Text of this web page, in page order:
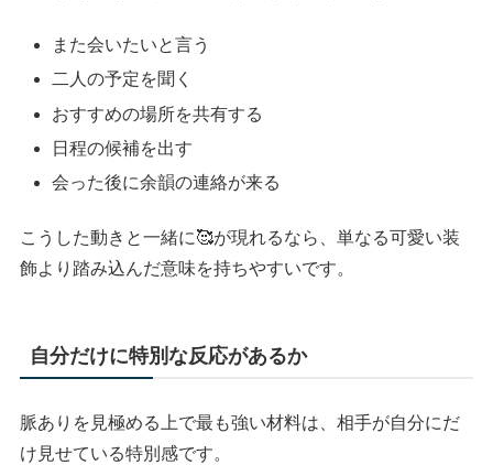
また会いたいと言う
二人の予定を聞く
おすすめの場所を共有する
日程の候補を出す
会った後に余韻の連絡が来る
こうした動きと一緒に🥰が現れるなら、単なる可愛い装
飾より踏み込んだ意味を持ちやすいです。
自分だけに特別な反応があるか
脈ありを見極める上で最も強い材料は、相手が自分にだ
け見せている特別感です。